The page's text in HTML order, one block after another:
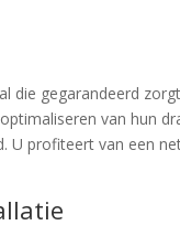
gegarandeerd
van hun
U profiteert van